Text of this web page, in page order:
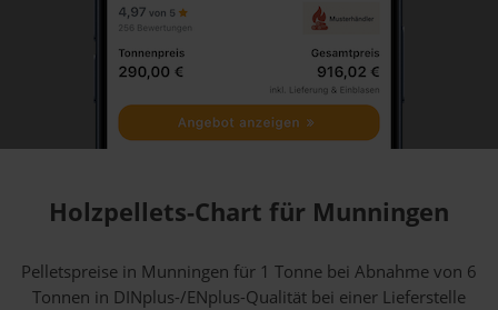
Holzpellets-Chart für Munningen
Pelletspreise in Munningen für 1 Tonne bei Abnahmevon 6
Tonnen in DINplus-/ENplus-Qualität bei einer Lieferstelle